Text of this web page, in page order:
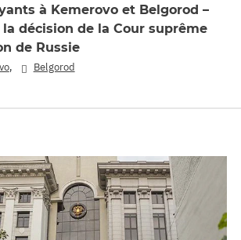
à Kemerovo et Belgorod –
décision de la Cour suprême
de Russie
, Belgorod